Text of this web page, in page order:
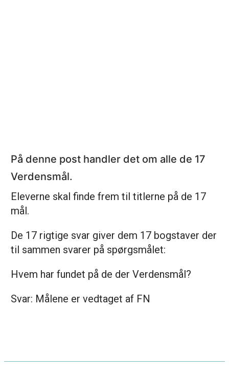
På denne post handler det om alle de 17
Verdensmål.
Eleverne skal finde frem til titlerne på de 17
mål.
De 17 rigtige svar giver dem 17 bogstaver der
til sammen svarer på spørgsmålet:
Hvem har fundet på de der Verdensmål?
Svar: Målene er vedtaget af FN